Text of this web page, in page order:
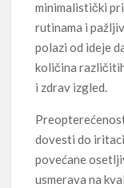
minimalistički
rutinama i
polazi od ideje
količina
i zdrav izgled.
dovesti do
povećane
usmerava na